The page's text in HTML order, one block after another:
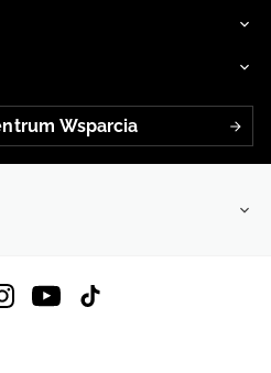
Wsparcia